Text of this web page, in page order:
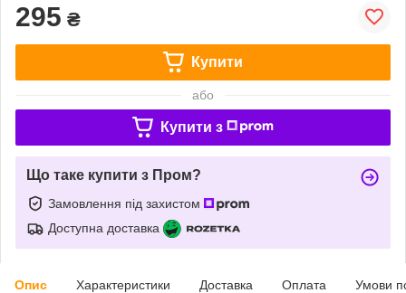
295 ₴
Купити
або
Купити з
Що таке купити з Пром?
Замовлення під захистом
Доступна доставка
Опис Характеристики Доставка Оплата Умови